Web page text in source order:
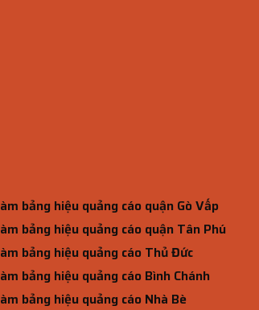
bảng hiệu quảng cáo quận Gò Vấp
bảng hiệu quảng cáo quận Tân Phú
bảng hiệu quảng cáo Thủ Đức
bảng hiệu quảng cáo Bình Chánh
bảng hiệu quảng cáo Nhà Bè